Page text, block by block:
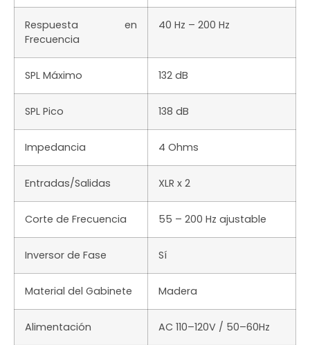
Respuesta en
Frecuencia
40 Hz – 200 Hz
SPL Máximo 132 dB
SPL Pico 138 dB
Impedancia 4 Ohms
Entradas/Salidas XLR x 2
Corte de Frecuencia 55 – 200 Hz ajustable
Inversor de Fase Sí
Material del Gabinete Madera
Alimentación AC 110–120V / 50–60Hz